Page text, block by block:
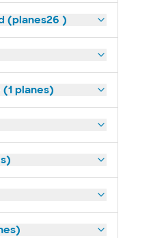
(planes26 )
planes)